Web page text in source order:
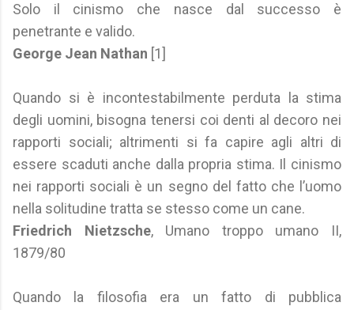
Solo il cinismo che nasce dal successo è
penetrante e valido.
George Jean Nathan [1]
Quando si è incontestabilmente perduta la stima
degli uomini, bisogna tenersi coi denti al decoro nei
rapporti sociali; altrimenti si fa capire agli altri di
essere scaduti anche dalla propria stima. Il cinismo
nei rapporti sociali è un segno del fatto che l’uomo
nella solitudine tratta se stesso come un cane.
Friedrich Nietzsche, Umano troppo umano II,
1879/80
Quando la filosofia era un fatto di pubblica